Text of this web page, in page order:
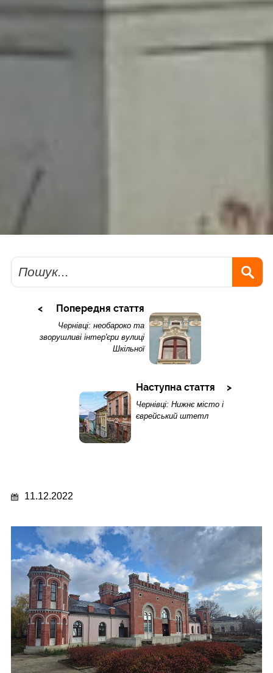
Пошук
Попередня стаття
Чернівці: необароко та
зворушливі інтер'єри вулиці
Шкільної
Наступна стаття
Чернівці: Нижнє місто і
єврейський штетл
11.12.2022